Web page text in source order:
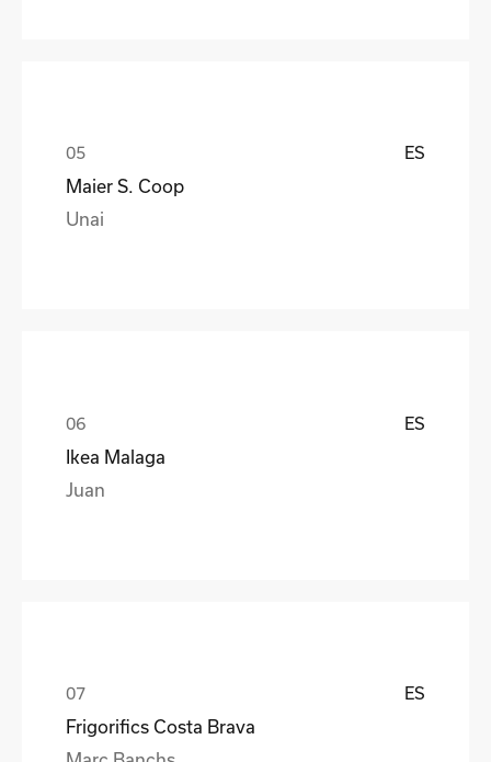
ES
Maier S. Coop
Unai
ES
Ikea Malaga
Juan
ES
Frigorifics Costa Brava